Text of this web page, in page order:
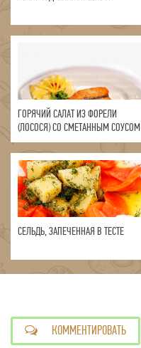
ГОРЯЧИЙ САЛАТ ИЗ ФОРЕЛИ
(ЛОСОСЯ) СО СМЕТАННЫМ СОУСОМ
СЕЛЬДЬ, ЗАПЕЧЕННАЯ В ТЕСТЕ
КОММЕНТИРОВАТЬ